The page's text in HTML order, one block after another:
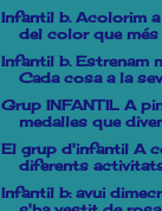
Infantil b. Acolorim
del color que més
Infantil b. Estrenam
Cada cosa a la
Grup INFANTIL A
medalles que
El grup d'infantil A
diferents
Infantil b: avui